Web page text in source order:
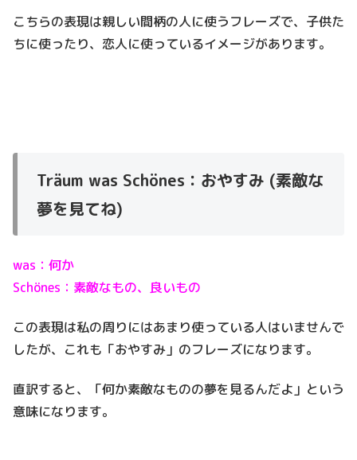
こちらの表現は親しい間柄の人に使うフレーズで、子供た
ちに使ったり、恋人に使っているイメージがあります。
Träum was Schönes：おやすみ (素敵な
夢を見てね)
was：何か
Schönes：素敵なもの、良いもの
この表現は私の周りにはあまり使っている人はいませんで
したが、これも「おやすみ」のフレーズになります。
直訳すると、「何か素敵なものの夢を見るんだよ」という
意味になります。